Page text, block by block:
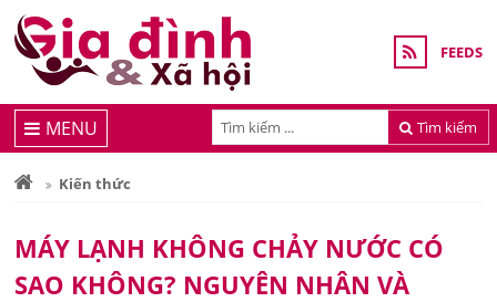
FEEDS
Tìm kiếm
MENU
Kiến thức
MÁY LẠNH KHÔNG CHẢY NƯỚC CÓ
SAO KHÔNG? NGUYÊN NHÂN VÀ